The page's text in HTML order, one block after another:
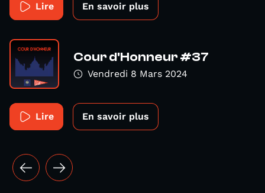
Lire En savoir plus
Cour d'Honneur #37
Vendredi 8 Mars 2024
Lire En savoir plus